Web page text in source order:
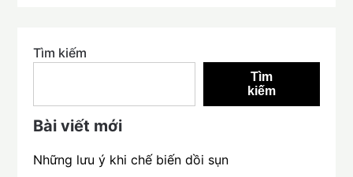
Tìm kiếm
Tìm
kiếm
Bài viết mới
Những lưu ý khi chế biến dồi sụn